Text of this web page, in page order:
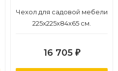
Чехол для садовой мебели
225x225x84x65 см.
16 705 ₽